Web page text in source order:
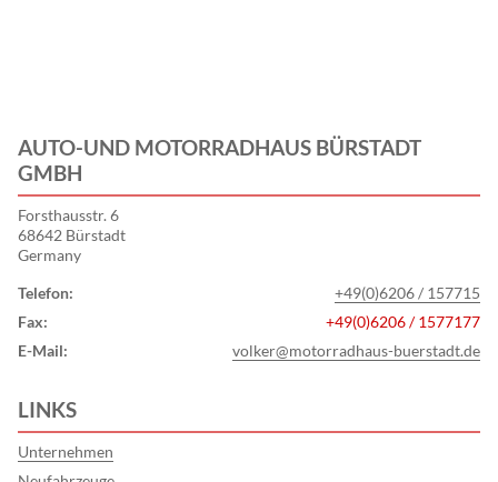
AUTO-UND MOTORRADHAUS BÜRSTADT
GMBH
Forsthausstr. 6
68642 Bürstadt
Germany
Telefon:
+49(0)6206 / 157715
Fax:
+49(0)6206 / 1577177
E-Mail:
volker@motorradhaus-buerstadt.de
LINKS
Unternehmen